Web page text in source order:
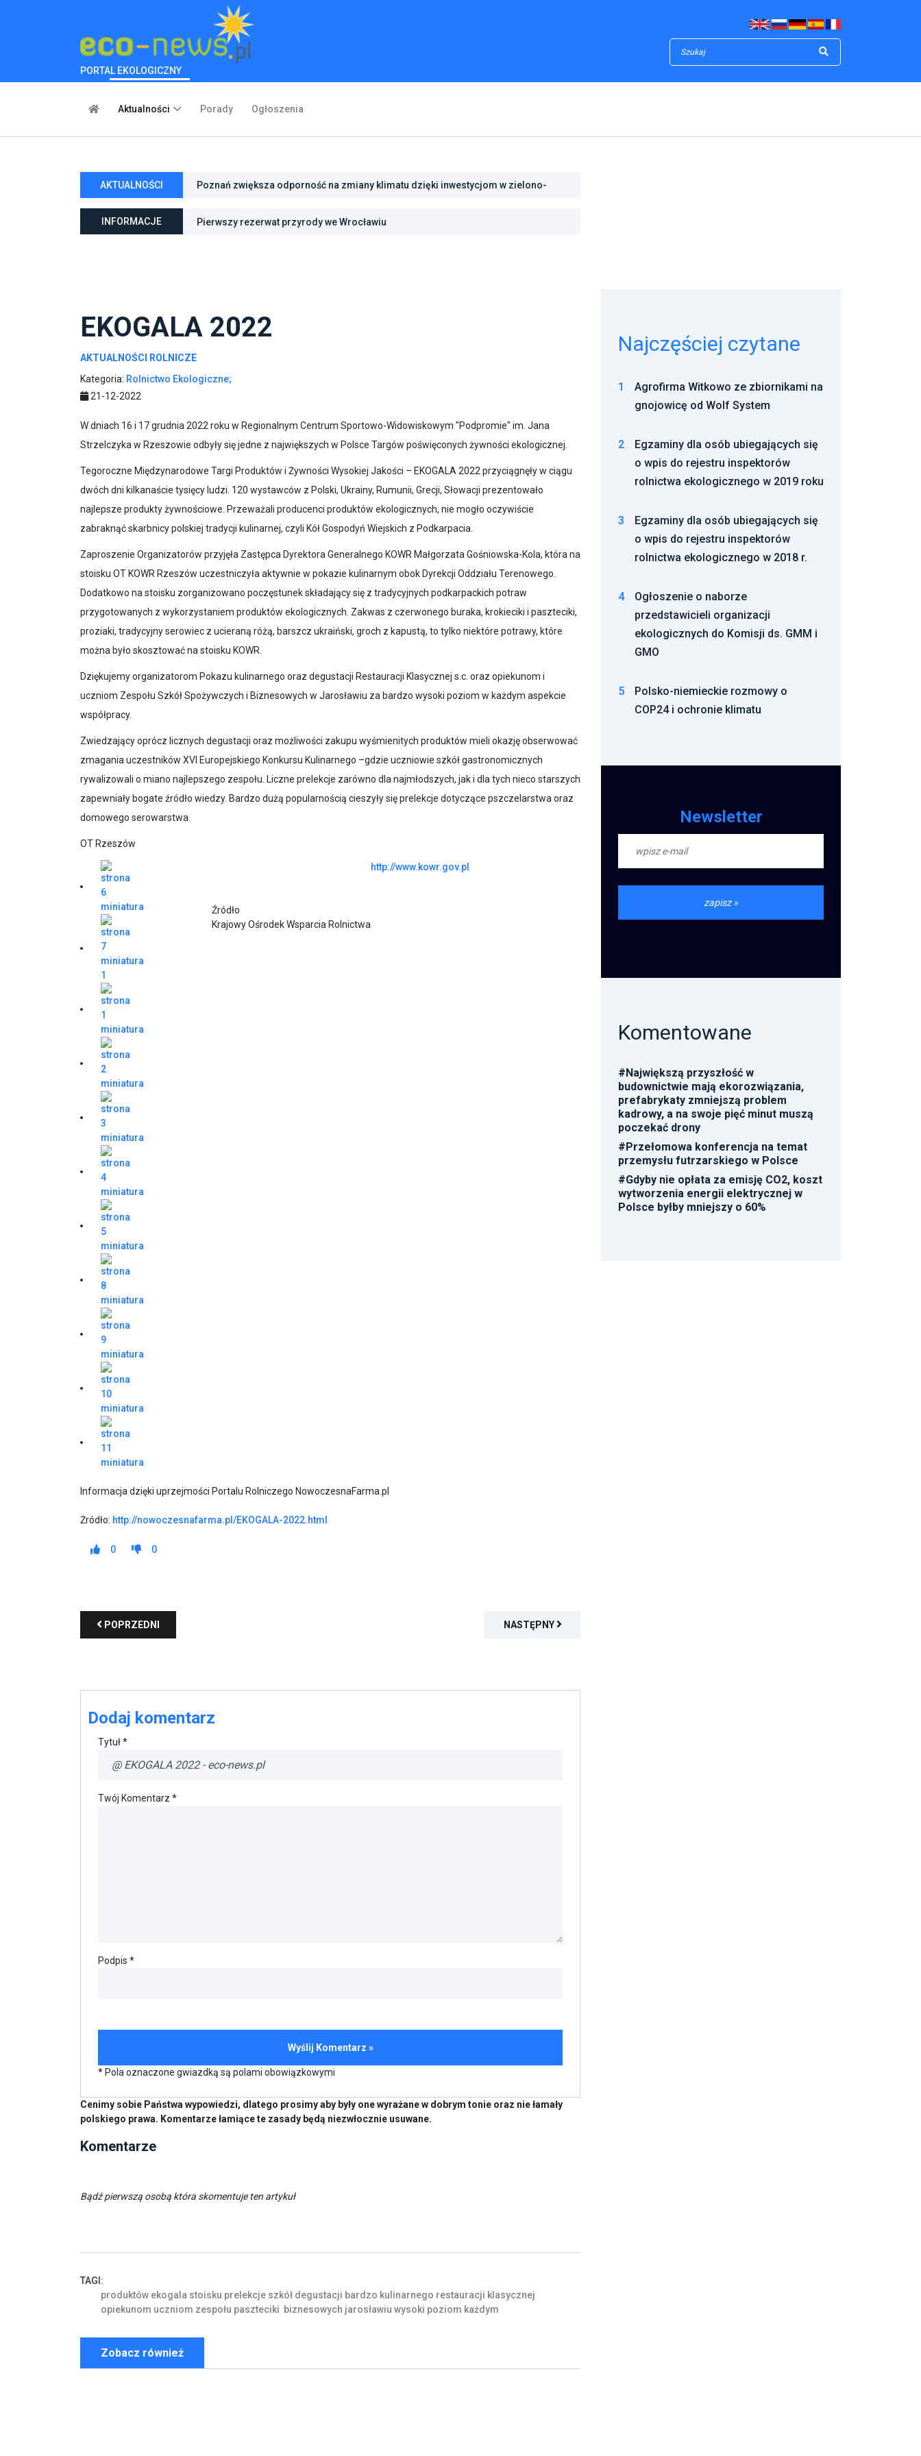
PORTAL EKOLOGICZNY
Aktualności Porady Ogłoszenia
AKTUALNOŚCI Rada Ministrów przyjęła projekt ustawy o zmianie ustawy o lasach oraz niektórych
niebieską infrastrukturę
INFORMACJE Pierwszy rezerwat przyrody we Wrocławiu
EKOGALA 2022
AKTUALNOŚCI ROLNICZE
Kategoria: Rolnictwo Ekologiczne;
21-12-2022
W dniach 16 i 17 grudnia 2022 roku w Regionalnym Centrum Sportowo-Widowiskowym "Podpromie" im. Jana
Strzelczyka w Rzeszowie odbyły się jedne z największych w Polsce Targów poświęconych żywności ekologicznej.
Tegoroczne Międzynarodowe Targi Produktów i Żywności Wysokiej Jakości – EKOGALA 2022 przyciągnęły w ciągu
dwóch dni kilkanaście tysięcy ludzi. 120 wystawców z Polski, Ukrainy, Rumunii, Grecji, Słowacji prezentowało
najlepsze produkty żywnościowe. Przeważali producenci produktów ekologicznych, nie mogło oczywiście
zabraknąć skarbnicy polskiej tradycji kulinarnej, czyli Kół Gospodyń Wiejskich z Podkarpacia.
Zaproszenie Organizatorów przyjęła Zastępca Dyrektora Generalnego KOWR Małgorzata Gośniowska-Kola, która na
stoisku OT KOWR Rzeszów uczestniczyła aktywnie w pokazie kulinarnym obok Dyrekcji Oddziału Terenowego.
Dodatkowo na stoisku zorganizowano poczęstunek składający się z tradycyjnych podkarpackich potraw
przygotowanych z wykorzystaniem produktów ekologicznych. Zakwas z czerwonego buraka, krokieciki i paszteciki,
proziaki, tradycyjny serowiec z ucieraną różą, barszcz ukraiński, groch z kapustą, to tylko niektóre potrawy, które
można było skosztować na stoisku KOWR.
Dziękujemy organizatorom Pokazu kulinarnego oraz degustacji Restauracji Klasycznej s.c. oraz opiekunom i
uczniom Zespołu Szkół Spożywczych i Biznesowych w Jarosławiu za bardzo wysoki poziom w każdym aspekcie
współpracy.
Zwiedzający oprócz licznych degustacji oraz możliwości zakupu wyśmienitych produktów mieli okazję obserwować
zmagania uczestników XVI Europejskiego Konkursu Kulinarnego –gdzie uczniowie szkół gastronomicznych
rywalizowali o miano najlepszego zespołu. Liczne prelekcje zarówno dla najmłodszych, jak i dla tych nieco starszych
zapewniały bogate źródło wiedzy. Bardzo dużą popularnością cieszyły się prelekcje dotyczące pszczelarstwa oraz
domowego serowarstwa.
OT Rzeszów
Źródło
Krajowy Ośrodek Wsparcia Rolnictwa
http://www.kowr.gov.pl
Informacja dzięki uprzejmości Portalu Rolniczego NowoczesnaFarma.pl
Żródło: http://nowoczesnafarma.pl/EKOGALA-2022.html
0 0
POPRZEDNI NASTĘPNY
Dodaj komentarz
Tytuł *
Twój Komentarz *
Podpis *
* Pola oznaczone gwiazdką są polami obowiązkowymi
Cenimy sobie Państwa wypowiedzi, dlatego prosimy aby były one wyrażane w dobrym tonie oraz nie łamały
polskiego prawa. Komentarze łamiące te zasady będą niezwłocznie usuwane.
Komentarze
Bądź pierwszą osobą która skomentuje ten artykuł
TAGI:
produktów ekogala stoisku prelekcje szkół degustacji bardzo kulinarnego restauracji klasycznej
opiekunom uczniom zespołu paszteciki biznesowych jarosławiu wysoki poziom każdym
Zobacz również
Najczęściej czytane
1
Agrofirma Witkowo ze zbiornikami na
gnojowicę od Wolf System
2
Egzaminy dla osób ubiegających się
o wpis do rejestru inspektorów
rolnictwa ekologicznego w 2019 roku
3
Egzaminy dla osób ubiegających się
o wpis do rejestru inspektorów
rolnictwa ekologicznego w 2018 r.
4
Ogłoszenie o naborze
przedstawicieli organizacji
ekologicznych do Komisji ds. GMM i
GMO
5
Polsko-niemieckie rozmowy o
COP24 i ochronie klimatu
Newsletter
Komentowane
#Największą przyszłość w
budownictwie mają ekorozwiązania,
prefabrykaty zmniejszą problem
kadrowy, a na swoje pięć minut muszą
poczekać drony
#Przełomowa konferencja na temat
przemysłu futrzarskiego w Polsce
#Gdyby nie opłata za emisję CO2, koszt
wytworzenia energii elektrycznej w
Polsce byłby mniejszy o 60%